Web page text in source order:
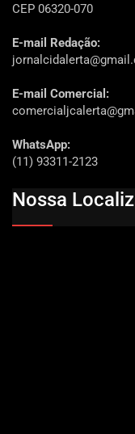
CEP 06320-070
E-mail Redação:
E-mail Comercial:
WhatsApp:
(11) 93311-2123
Nossa